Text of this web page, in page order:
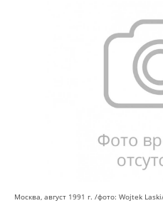
Москва, август 1991 г. /фото: Wojtek Laski/